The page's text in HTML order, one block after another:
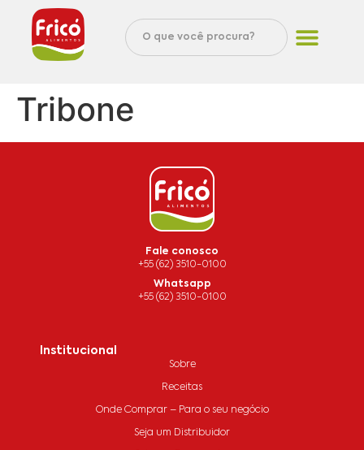
Tribone
Fale conosco
+55 (62) 3510-0100
Whatsapp
+55 (62) 3510-0100
Institucional
Sobre
Receitas
Onde Comprar – Para o seu negócio
Seja um Distribuidor